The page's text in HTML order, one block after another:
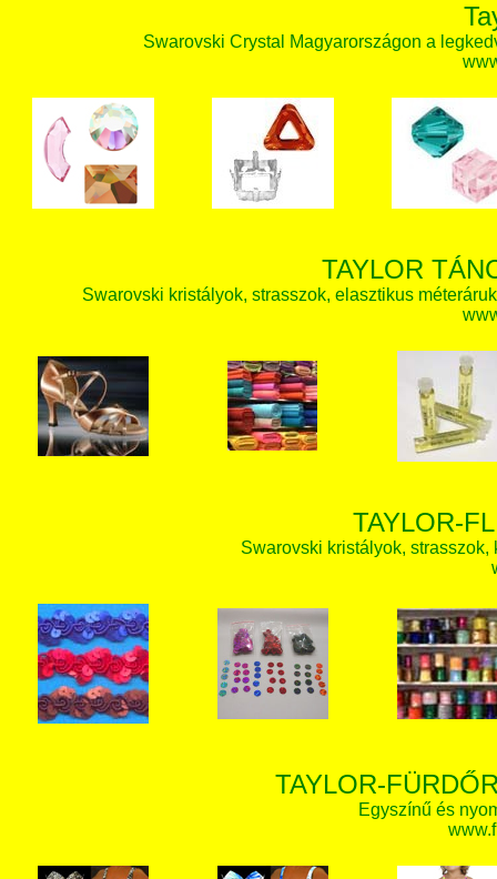
Swarovski Crystal Magyarországon a
TAYLOR
Swarovski kristályok, strasszok, elasztikus
TAYLOR-
Swarovski kristályok,
TAYLOR-
Egyszínű és